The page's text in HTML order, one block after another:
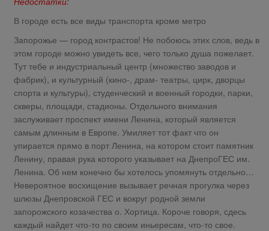
В городе есть все виды транспорта кроме метро
Запорожье — город контрастов! Не побоюсь этих слов, ведь в
этом городе можно увидеть все, чего только душа пожелает.
Тут тебе и индустриальный центр (множество заводов и
фабрик), и культурный (кино-, драм- театры, цирк, дворцы
спорта и культуры), студенческий и военный городки, парки,
скверы, площади, стадионы. Отдельного внимания
заслуживает проспект имени Ленина, который является
самым длинным в Европе. Умиляет тот факт что он
упирается прямо в порт Ленина, на котором стоит памятник
Ленину, правая рука которого указывает на ДнепроГЕС им.
Ленина. Об нем конечно бы хотелось упомянуть отдельно…
Невероятное восхищение вызывает речная прогулка через
шлюзы Днепровской ГЕС и вокруг родной земли
запорожского козачества о. Хортица. Короче говоря, сдесь
каждый найдет что-то по своим иньересам, что-то свое.